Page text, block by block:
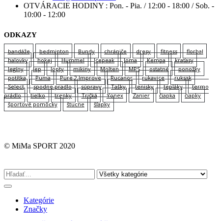
OTVÁRACIE HODINY : Pon. - Pia. / 12:00 - 18:00 / Sob. -
10:00 - 12:00
ODKAZY
bandáže bedminton Bundy chrániče dresy fitness
florbal
halovky
hokej Hummel Icepeak Joma Kempa
kraťasy
legíny
lep lopty mikiny Molten MPS ostatné
ponožky
potítka
Puma Pure 2 Improve Rucanor rukavice
ruksak
Select
spodne pradlo súpravy Tašky tenisky tepláky
termo
prádlo
tielko trenky Tričká Yonex Zanier čiapka
čiapky
športové pomôcky
štucne šľapky
© MiMa SPORT 2020
Kategórie
Značky